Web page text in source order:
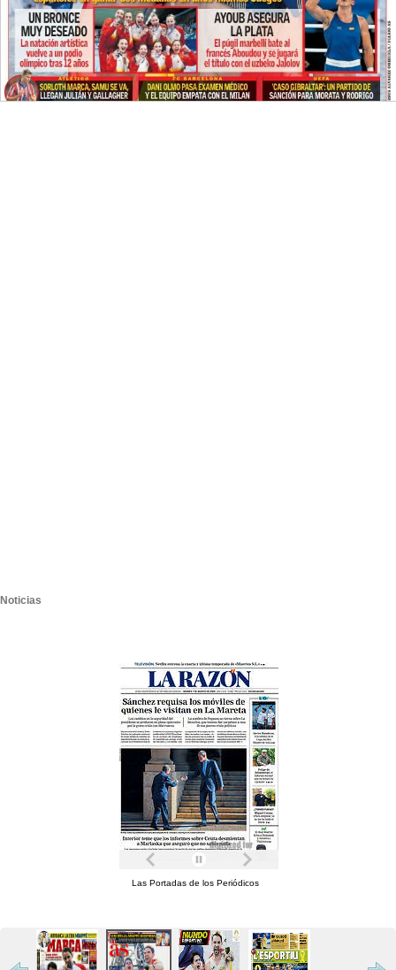
Noticias
Las Portadas de los Periódicos